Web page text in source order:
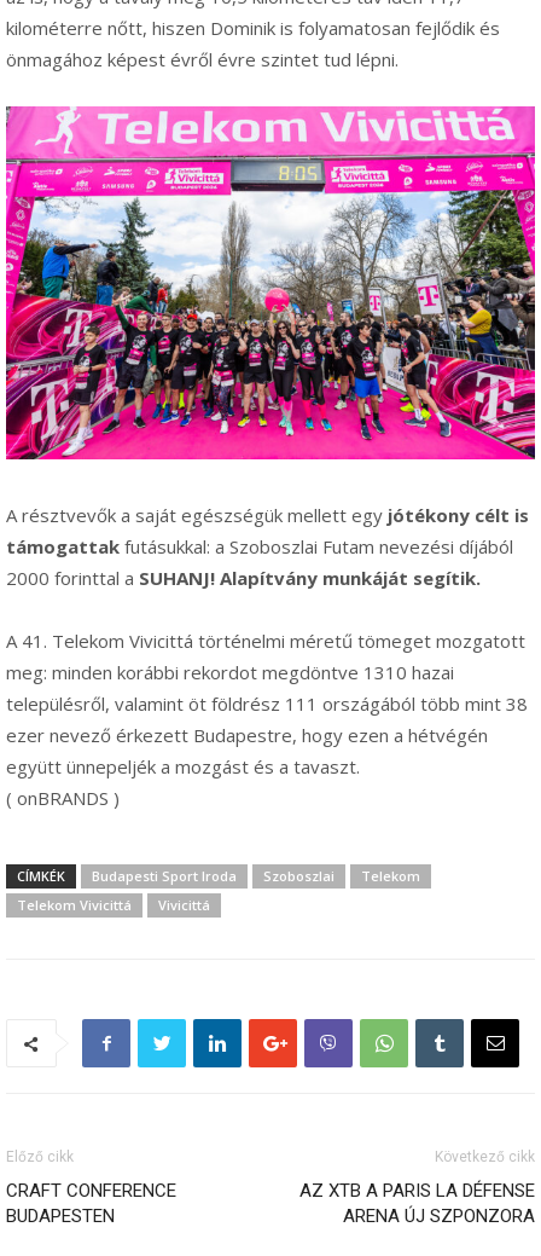
kilométerre nőtt, hiszen Dominik is folyamatosan fejlődik és
önmagához képest évről évre szintet tud lépni.
A résztvevők a saját egészségük mellett egy jótékony célt is
támogattak futásukkal: a Szoboszlai Futam nevezési díjából
2000 forinttal a SUHANJ! Alapítvány munkáját segítik.
A 41. Telekom Vivicittá történelmi méretű tömeget mozgatott
meg: minden korábbi rekordot megdöntve 1310 hazai
településről, valamint öt földrész 111 országából több mint 38
ezer nevező érkezett Budapestre, hogy ezen a hétvégén
együtt ünnepeljék a mozgást és a tavaszt.
( onBRANDS )
CÍMKÉK Budapesti Sport Iroda Szoboszlai
Telekom
Telekom Vivicittá
Vivicittá
Előző cikk
CRAFT CONFERENCE
BUDAPESTEN
Következő cikk
AZ XTB A PARIS LA DÉFENSE
ARENA ÚJ SZPONZORA